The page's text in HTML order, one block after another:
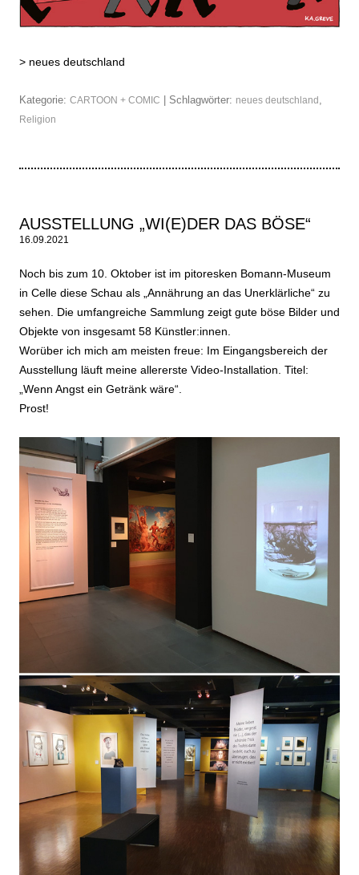
> neues deutschland
Kategorie: CARTOON + COMIC | Schlagwörter: neues deutschland ,
Religion
AUSSTELLUNG „WI(E)DER DAS BÖSE“
16.09.2021
Noch bis zum 10. Oktober ist im pitoresken Bomann-Museum
in Celle diese Schau als „Annährung an das Unerklärliche“ zu
sehen. Die umfangreiche Sammlung zeigt gute böse Bilder und
Objekte von insgesamt 58 Künstler:innen.
Worüber ich mich am meisten freue: Im Eingangsbereich der
Ausstellung läuft meine allererste Video-Installation. Titel:
„Wenn Angst ein Getränk wäre“.
Prost!